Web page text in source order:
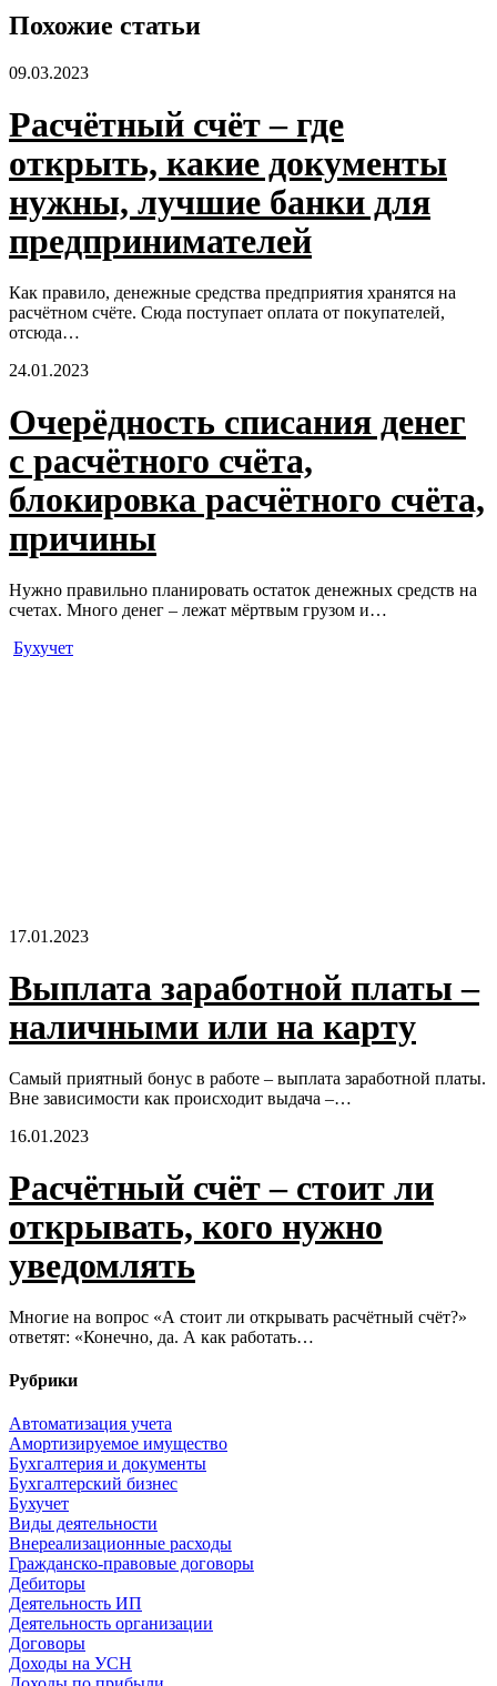
Похожие статьи
09.03.2023
Расчётный счёт – где
открыть, какие документы
нужны, лучшие банки для
предпринимателей
Как правило, денежные средства предприятия хранятся на
расчётном счёте. Сюда поступает оплата от покупателей,
отсюда…
24.01.2023
Очерёдность списания денег
с расчётного счёта,
блокировка расчётного счёта,
причины
Нужно правильно планировать остаток денежных средств на
счетах. Много денег – лежат мёртвым грузом и…
Бухучет
17.01.2023
Выплата заработной платы –
наличными или на карту
Самый приятный бонус в работе – выплата заработной платы.
Вне зависимости как происходит выдача –…
16.01.2023
Расчётный счёт – стоит ли
открывать, кого нужно
уведомлять
Многие на вопрос «А стоит ли открывать расчётный счёт?»
ответят: «Конечно, да. А как работать…
Рубрики
Автоматизация учета
Амортизируемое имущество
Бухгалтерия и документы
Бухгалтерский бизнес
Бухучет
Виды деятельности
Внереализационные расходы
Гражданско-правовые договоры
Дебиторы
Деятельность ИП
Деятельность организации
Договоры
Доходы на УСН